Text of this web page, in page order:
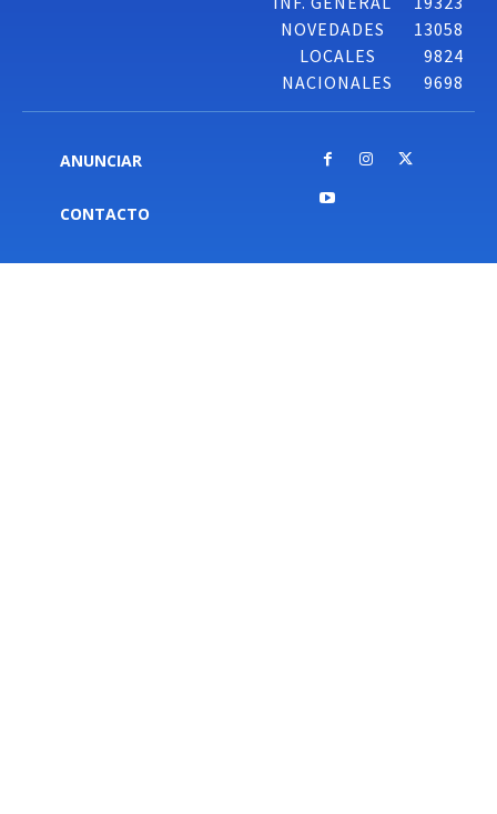
NOVEDADES
13058
LOCALES
9824
NACIONALES
9698
ANUNCIAR
CONTACTO